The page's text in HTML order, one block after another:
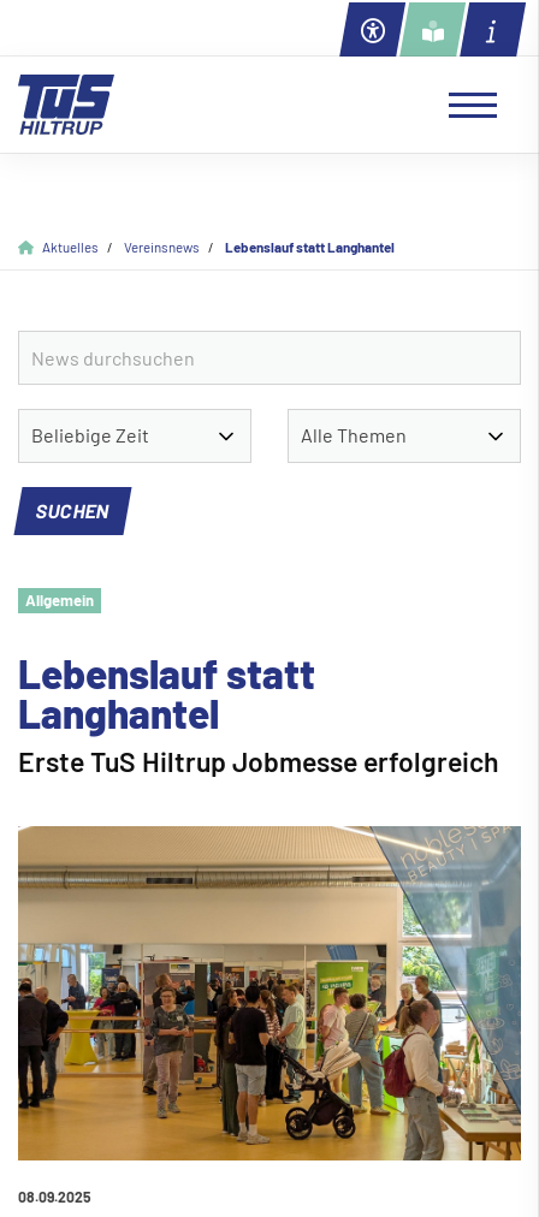
Aktuelles Vereinsnews Lebenslauf statt Langhantel
Allgemein
Lebenslauf statt
Langhantel
Erste TuS Hiltrup Jobmesse erfolgreich
08.09.2025